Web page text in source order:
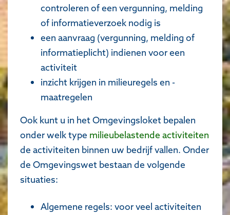
controleren of een vergunning, melding
of informatieverzoek nodig is
een aanvraag (vergunning, melding of
informatieplicht) indienen voor een
activiteit
inzicht krijgen in milieuregels en -
maatregelen
Ook kunt u in het Omgevingsloket bepalen
onder welk type milieubelastende activiteiten
de activiteiten binnen uw bedrijf vallen. Onder
de Omgevingswet bestaan de volgende
situaties:
Algemene regels: voor veel activiteiten